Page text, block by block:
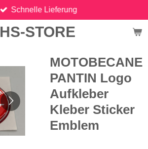
HS-STORE
Schnelle Lieferung
MOTOBECANE
PANTIN Logo
Aufkleber
Kleber Sticker
Emblem